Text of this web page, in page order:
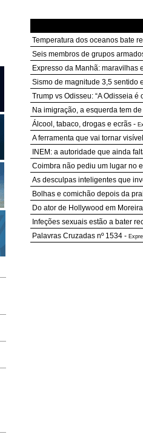
Temperatura dos oceanos bate
Seis membros de grupos
Expresso da Manhã: maravilhas
Sismo de magnitude 3,5 sentido
Trump vs Odisseu: “A Odisseia
Na imigração, a esquerda tem
Álcool, tabaco, drogas e ecrãs -
A ferramenta que vai tornar
INEM: a autoridade que ainda
Coimbra não pediu um lugar no
As desculpas inteligentes que
Bolhas e comichão depois da
Do ator de Hollywood em
Infeções sexuais estão a bater
Palavras Cruzadas nº 1534 -